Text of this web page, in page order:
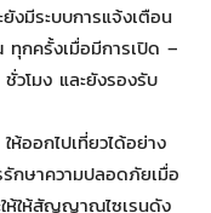
งมีระบบการแจ้งเตือน
กครั้งเมื่อมีการเปิด –
โมง และยังรองรับ
ออกไปเที่ยวได้อย่าง
รักษาความปลอดภัยเมื่อ
ห้ให้สัญญาณไซเรนดัง